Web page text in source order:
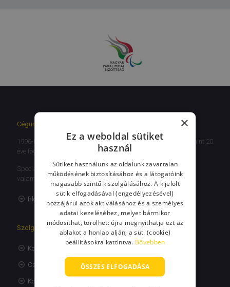
Cégünkről
1996-ban alakult budapesti székhelyű vállalkozásunk, több mint 20
éve foglalkozunk költöztetéssel.
Specialitásunk a lakossági, illetve lakás- és irodaköltöztetés,
valamint antik bútorok, zongora páncélszekrény szállítása
Blog
Szolgáltatásaink
Költöztetés
Csomagolás
Költöztető dobozok bérlése, eladása
×
Ez a weboldal sütiket
használ
Sütiket használunk az oldalunk zavartalan
működésének biztosításához és a látogatóink
magasabb szintű kiszolgálásához. A kijelölt
sütik elfogadásával (engedélyezésével)
hozzájárul azok aktiválásához és a személyes
adatai kezeléséhez, melyet bármikor
módosíthat, törölhet: újra megnyithatja ezt az
ablakot a honlap alján, a süti (cookie)
beállításokra kattintva. Bővebben
ÖSSZES ELFOGADÁSA